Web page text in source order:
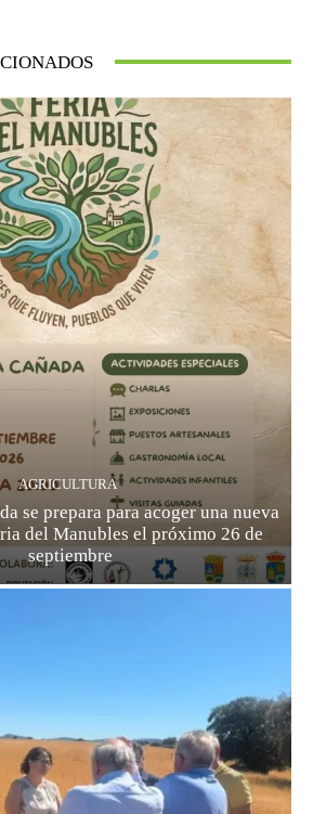
AGRICULTURA
se prepara para acoger una nueva
del Manubles el próximo 26 de
septiembre